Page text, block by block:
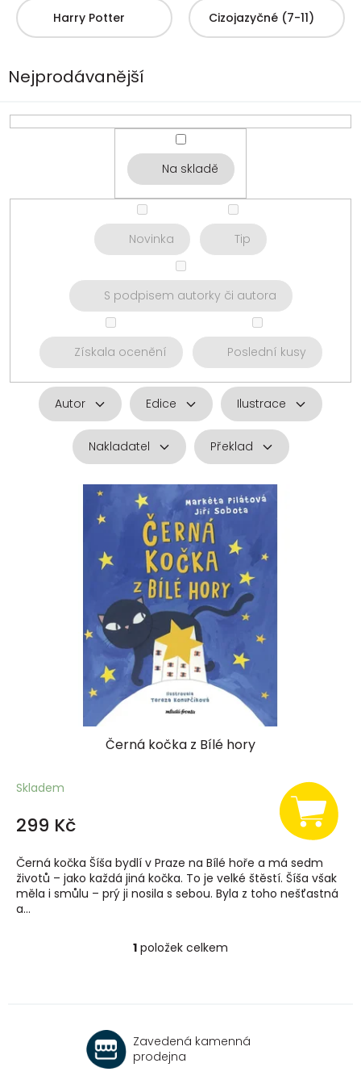
Harry Potter Cizojazyčné (7-11)
Nejprodávanější
Na skladě
Novinka Tip
S podpisem autorky či autora
Získala ocenění Poslední kusy
Autor Edice Ilustrace
Nakladatel Překlad
Černá kočka z Bílé hory
Skladem
299 Kč
Černá kočka Šíša bydlí v Praze na Bílé hoře a má sedm
životů – jako každá jiná kočka. To je velké štěstí. Šíša však
měla i smůlu – prý ji nosila s sebou. Byla z toho nešťastná
a...
O
c
í
1 položek celkem
Zavedená kamenná
prodejna